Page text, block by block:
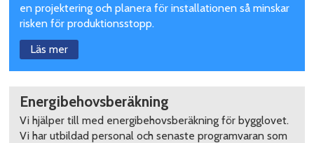
en projektering och planera för installationen så minskar
risken för produktionsstopp.
Läs mer
Energibehovsberäkning
Vi hjälper till med energibehovsberäkning för bygglovet.
Vi har utbildad personal och senaste programvaran som